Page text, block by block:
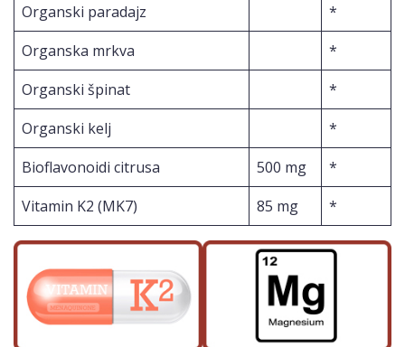
Organski paradajz
*
Organska mrkva
*
Organski špinat
*
Organski kelj
*
Bioflavonoidi citrusa
500 mg
*
Vitamin K2 (MK7)
85 mg *